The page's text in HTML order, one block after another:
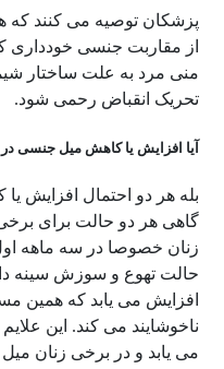
پزشکان توصیه می کنند که
از مقاربت جنسی خودداری
منی مرد به علت ساختار
تحریک انقباض رحمی شود.
آیا افزایش یا کاهش میل جنسی
بله هر دو احتمال افزایش
گاهی هر دو حالت برای
زنان خصوصا در سه ماهه
حالت تهوع و سوزش سینه
افزایش می یابد که همین
ناخوشایند می کند. این
می یابد و در برخی زنان